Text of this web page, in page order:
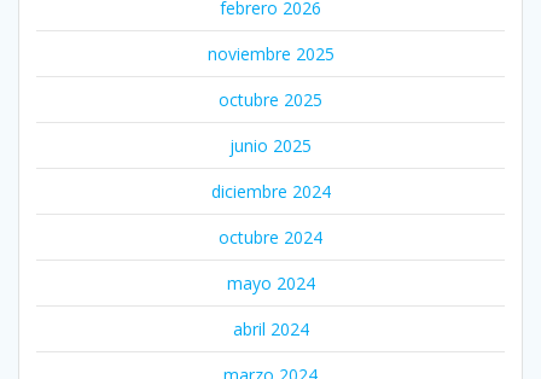
febrero 2026
noviembre 2025
octubre 2025
junio 2025
diciembre 2024
octubre 2024
mayo 2024
abril 2024